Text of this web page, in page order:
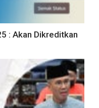
: Akan Dikreditkan